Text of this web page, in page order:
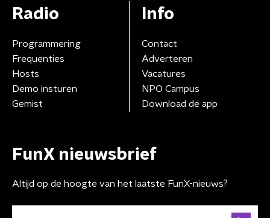
Radio
Programmering
Frequenties
Hosts
Demo insturen
Gemist
Info
Contact
Adverteren
Vacatures
NPO Campus
Download de app
FunX nieuwsbrief
Altijd op de hoogte van het laatste FunX-nieuws?